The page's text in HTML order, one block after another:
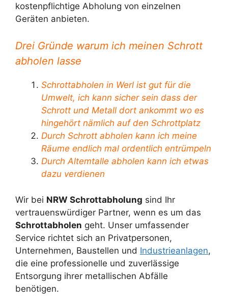
kostenpflichtige Abholung von einzelnen
Geräten anbieten.
Drei Gründe warum ich meinen Schrott
abholen lasse
Schrottabholen in Werl ist gut für die
Umwelt, ich kann sicher sein dass der
Schrott und Metall dort ankommt wo es
hingehört nämlich auf den Schrottplatz
Durch Schrott abholen kann ich meine
Räume endlich mal ordentlich entrümpeln
Durch Altemtalle abholen kann ich etwas
dazu verdienen
Wir bei NRW Schrottabholung sind Ihr
vertrauenswürdiger Partner, wenn es um das
Schrottabholen geht. Unser umfassender
Service richtet sich an Privatpersonen,
Unternehmen, Baustellen und Industrieanlagen,
die eine professionelle und zuverlässige
Entsorgung ihrer metallischen Abfälle
benötigen.